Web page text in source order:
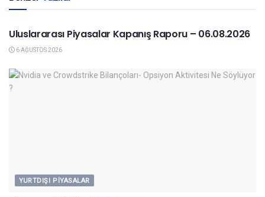
YURTDIŞI PIYASALAR
Uluslararası Piyasalar Kapanış Raporu – 06.08.2026
6 AĞUSTOS 2026
YURTDIŞI PIYASALAR